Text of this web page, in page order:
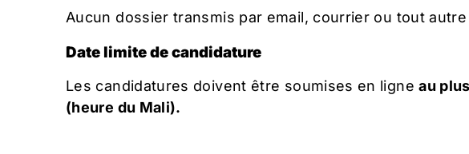
Aucun dossier transmis par email, courrier ou tout
Date limite de candidature
Les candidatures doivent être soumises en ligneau
(heure du Mali).